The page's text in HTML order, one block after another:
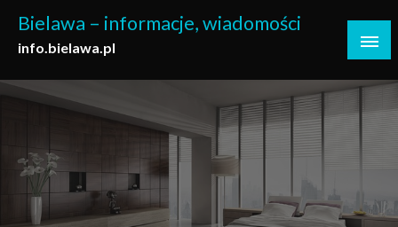
content
Bielawa – informacje, wiadomości
info.bielawa.pl